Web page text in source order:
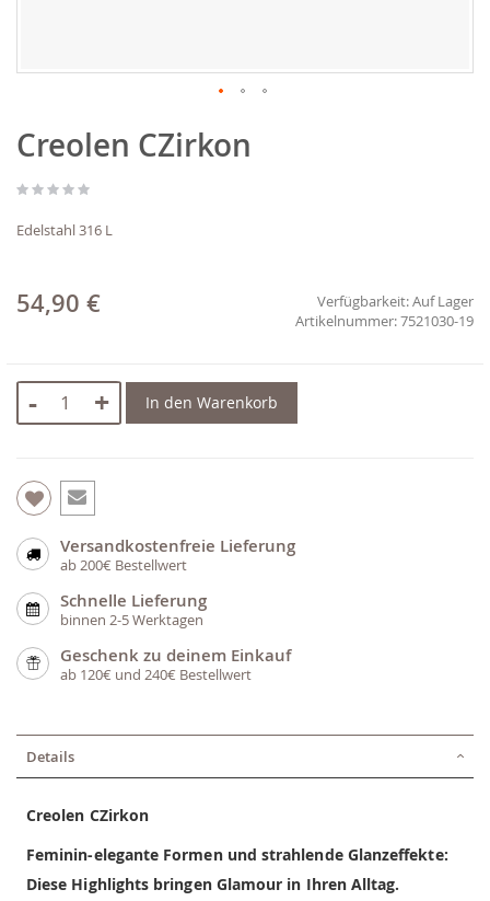
Anfang
der
springen
Creolen CZirkon
Edelstahl 316 L
54,90 € Verfügbarkeit:Auf Lager
7521030-19
- + In den Warenkorb
Versandkostenfreie Lieferung
ab 200€ Bestellwert
Schnelle Lieferung
binnen 2-5 Werktagen
Geschenk zu deinem Einkauf
ab 120€ und 240€ Bestellwert
Details
Creolen CZirkon
Feminin-elegante Formen und strahlende Glanzeffekte:
Diese Highlights bringen Glamour in Ihren Alltag.